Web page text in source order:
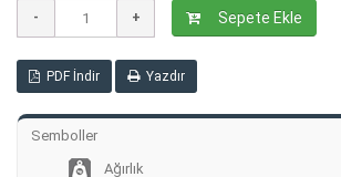
Sepete Ekle
PDF İndir Yazdır
Semboller
Ağırlık